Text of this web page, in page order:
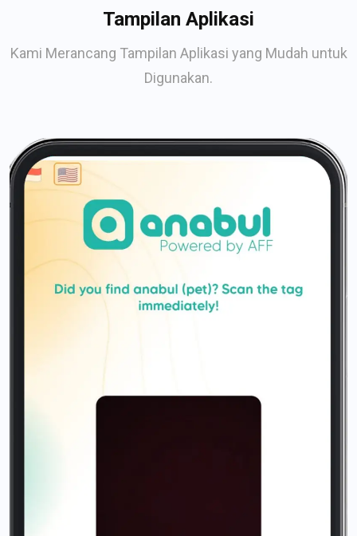
Tampilan Aplikasi
Kami Merancang Tampilan Aplikasi yang Mudah untuk
Digunakan.